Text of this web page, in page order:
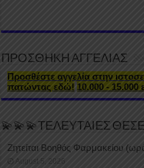
ΠΡΟΣΘΗΚΗ ΑΓΓΕΛΙΑΣ
Προσθέστε αγγελία στην
πατώντας εδώ! 10.000 - 15.000
💫💫💫ΤΕΛΕΥΤΑΙΕΣ
Ζητείται Βοηθός Φαρμακείου
August 5, 2026